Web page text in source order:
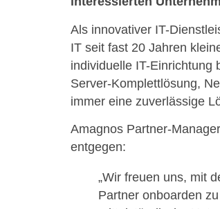
Als innovativer IT-
IT seit fast 20 Jahren
individuelle IT-Einrichtung
Server-Komplettlösung,
immer eine zuverlässige
Amagnos Partner-
entgegen:
„Wir freuen uns, mit
Partner onboarden